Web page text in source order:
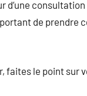
d’une
de prendre
faites le point sur